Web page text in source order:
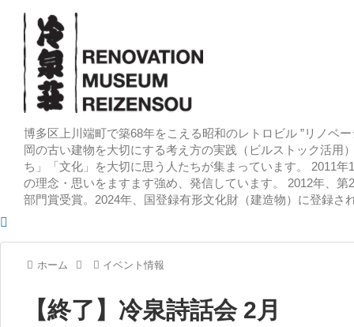
博多区上川端町で築68年をこえる昭和のレトロビル ”リノベ
岡の古い建物を大切にする考え方の実践（ビルストック活用
ち」「文化」を大切に思う人たちが集まっています。 2011
の理念・思いをますます強め、発信しています。 2012年、
部門賞受賞。2024年、国登録有形文化財（建造物）に登録さ
ホーム イベント情報
【終了】冷泉詩話会 2月